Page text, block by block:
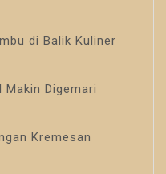
di Balik Kuliner
Makin Digemari
Kremesan